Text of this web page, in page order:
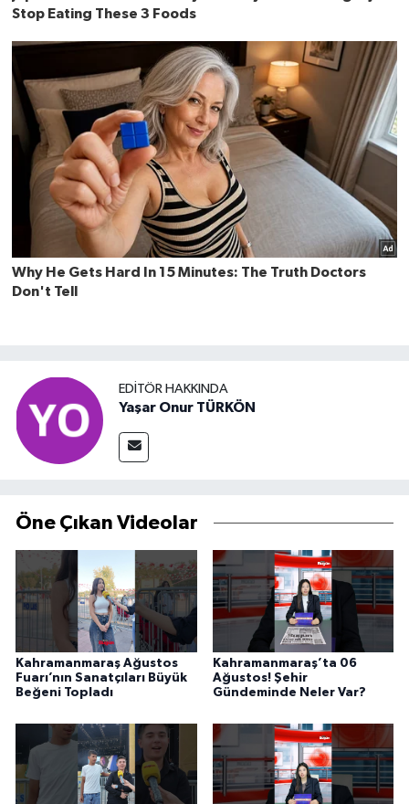
EDITÖR HAKKINDA
Yaşar Onur TÜRKÖN
Öne Çıkan Videolar
Kahramanmaraş Ağustos
Fuarı’nın Sanatçıları Büyük
Beğeni Topladı
Kahramanmaraş’ta 06
Ağustos! Şehir
Gündeminde Neler Var?